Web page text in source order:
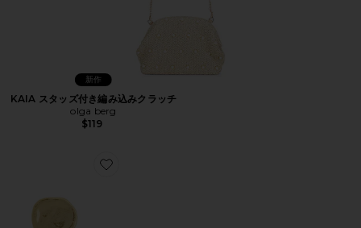
新作
KAIA スタッズ付き編み込みクラッチ
olga berg
$119
Favorite DREAM CATCHER ドロップイヤリング